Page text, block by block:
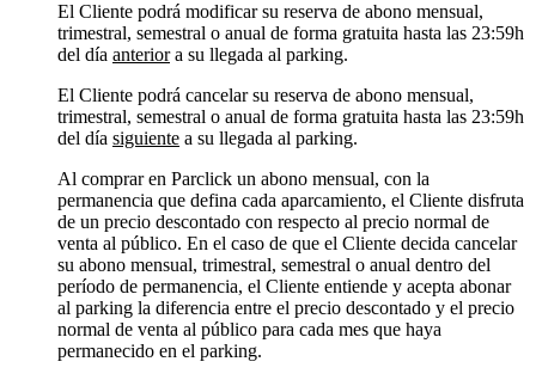
El Cliente podrá modificar su reserva de abono mensual,
trimestral, semestral o anual de forma gratuita hasta las 23:59h
del día anteriora su llegada al parking.
El Cliente podrá cancelar su reserva de abono mensual,
trimestral, semestral o anual de forma gratuita hasta las 23:59h
del día siguiente a su llegada al parking.
Al comprar en Parclick un abono mensual, con la
permanencia que defina cada aparcamiento, el Cliente disfruta
de un precio descontado con respecto al precio normal de
venta al público. En el caso de que el Cliente decida cancelar
su abono mensual, trimestral, semestral o anual dentro del
período de permanencia, el Cliente entiende y acepta abonar
al parking la diferencia entre el precio descontado y el precio
normal de venta al público para cada mes que haya
permanecido en el parking.